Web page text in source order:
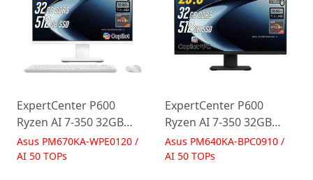
ExpertCenter P600
Ryzen AI 7-350 32GB
512GB 27 FreeDos Beyaz
AI-Powered AIO
Asus PM670KA-WPE0120 /
AI 50 TOPs
ExpertCenter P600
Ryzen AI 7-350 32GB
512GB 23.8 FreeDos
Siyah AI-Powered AIO
Asus PM640KA-BPC0910 /
AI 50 TOPs